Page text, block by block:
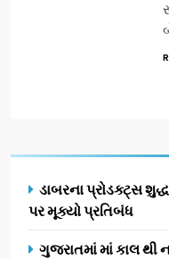
ડાબરના પ્રોડક્ટ્સ
પર મૂક્યો પ્રતિબંધ
ગુજરાતમાં માં કાલ